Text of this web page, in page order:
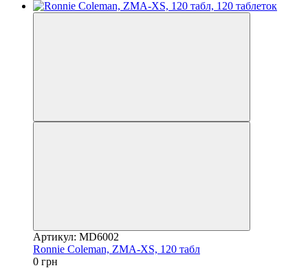
Артикул: MD6002
Ronnie Coleman, ZMA-XS, 120 табл
0 грн